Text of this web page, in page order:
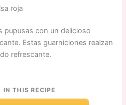
roja
pupusas con un delicioso
Estas guarniciones realzan
refrescante.
IN THIS RECIPE